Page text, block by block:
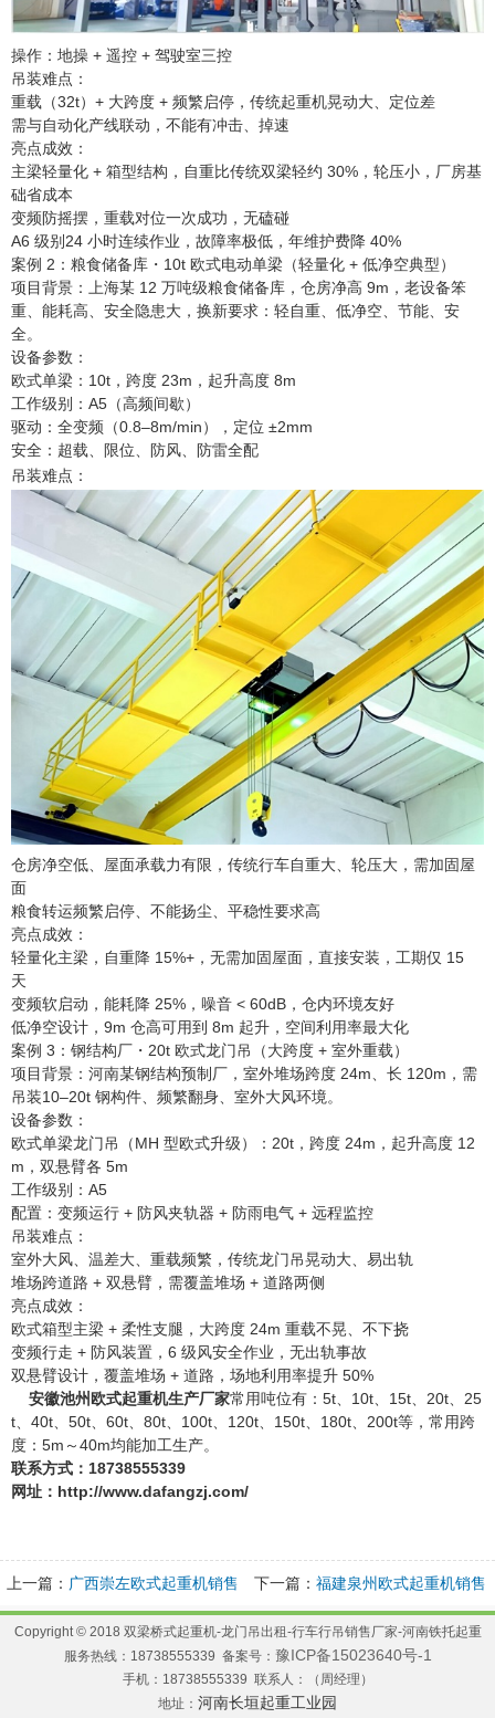
操作：地操 + 遥控 + 驾驶室三控
吊装难点：
重载（32t）+ 大跨度 + 频繁启停，传统起重机晃动大、定位差
需与自动化产线联动，不能有冲击、掉速
亮点成效：
主梁轻量化 + 箱型结构，自重比传统双梁轻约 30%，轮压小，厂房基
础省成本
变频防摇摆，重载对位一次成功，无磕碰
A6 级别24 小时连续作业，故障率极低，年维护费降 40%
案例 2：粮食储备库・10t 欧式电动单梁（轻量化 + 低净空典型）
项目背景：上海某 12 万吨级粮食储备库，仓房净高 9m，老设备笨
重、能耗高、安全隐患大，换新要求：轻自重、低净空、节能、安
全。
设备参数：
欧式单梁：10t，跨度 23m，起升高度 8m
工作级别：A5（高频间歇）
驱动：全变频（0.8–8m/min），定位 ±2mm
安全：超载、限位、防风、防雷全配
吊装难点：
仓房净空低、屋面承载力有限，传统行车自重大、轮压大，需加固屋
面
粮食转运频繁启停、不能扬尘、平稳性要求高
亮点成效：
轻量化主梁，自重降 15%+，无需加固屋面，直接安装，工期仅 15
天
变频软启动，能耗降 25%，噪音 < 60dB，仓内环境友好
低净空设计，9m 仓高可用到 8m 起升，空间利用率最大化
案例 3：钢结构厂・20t 欧式龙门吊（大跨度 + 室外重载）
项目背景：河南某钢结构预制厂，室外堆场跨度 24m、长 120m，需
吊装10–20t 钢构件、频繁翻身、室外大风环境。
设备参数：
欧式单梁龙门吊（MH 型欧式升级）：20t，跨度 24m，起升高度 12
m，双悬臂各 5m
工作级别：A5
配置：变频运行 + 防风夹轨器 + 防雨电气 + 远程监控
吊装难点：
室外大风、温差大、重载频繁，传统龙门吊晃动大、易出轨
堆场跨道路 + 双悬臂，需覆盖堆场 + 道路两侧
亮点成效：
欧式箱型主梁 + 柔性支腿，大跨度 24m 重载不晃、不下挠
变频行走 + 防风装置，6 级风安全作业，无出轨事故
双悬臂设计，覆盖堆场 + 道路，场地利用率提升 50%
安徽池州欧式起重机生产厂家常用吨位有：5t、10t、15t、20t、25
t、40t、50t、60t、80t、100t、120t、150t、180t、200t等，常用跨
度：5m～40m均能加工生产。
联系方式：18738555339
网址：http://www.dafangzj.com/
上一篇： 广西崇左欧式起重机销售
厂家双梁单梁行车选型
下一篇： 福建泉州欧式起重机销售
厂家20吨行车使用案例
Copyright © 2018 双梁桥式起重机-龙门吊出租-行车行吊销售厂家-河南铁托起重
服务热线：18738555339 备案号： 豫ICP备15023640号-1
手机：18738555339 联系人：（周经理）
地址： 河南长垣起重工业园